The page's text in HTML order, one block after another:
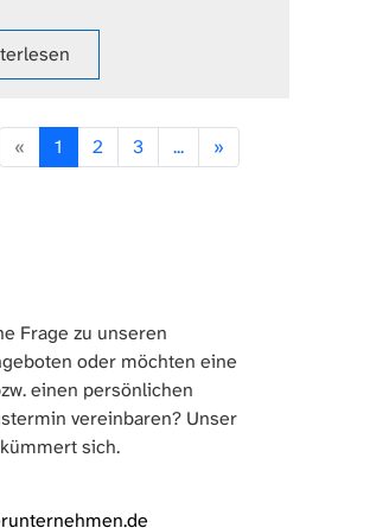
« 1 2 3 ... »
Frage zu unseren
oder möchten eine
einen persönlichen
vereinbaren? Unser
sich.